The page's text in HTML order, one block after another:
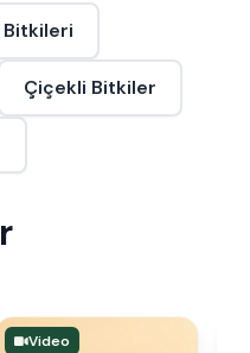
Bitkileri
Çiçekli Bitkiler
Video